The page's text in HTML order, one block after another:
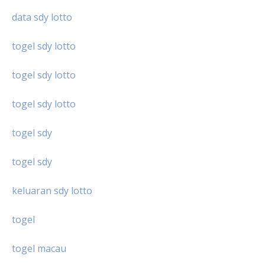
data sdy lotto
togel sdy lotto
togel sdy lotto
togel sdy lotto
togel sdy
togel sdy
keluaran sdy lotto
togel
togel macau